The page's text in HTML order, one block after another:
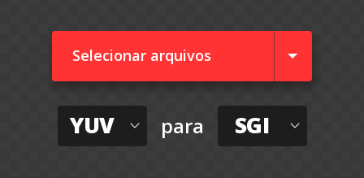
Selecionar arquivos
YUV para SGI